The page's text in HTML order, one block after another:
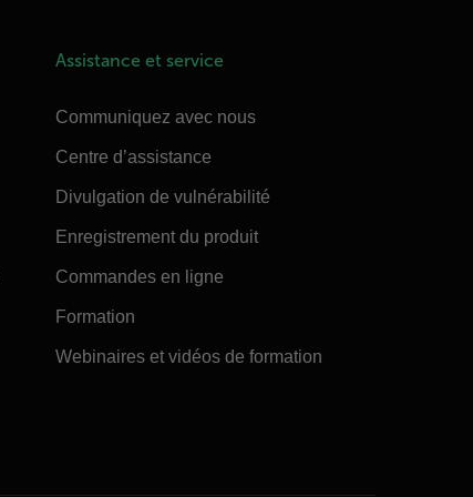
Assistance et service
Communiquez avec nous
Centre d’assistance
Divulgation de vulnérabilité
Enregistrement du produit
Commandes en ligne
Formation
Webinaires et vidéos de formation